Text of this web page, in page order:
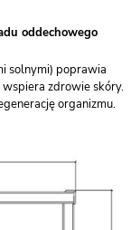
oddechowego
solnymi) poprawia
zdrowie skóry.
organizmu.